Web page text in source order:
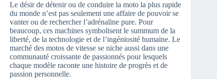
Le désir de détenir ou de conduire la moto la plus rapide
du monde n’est pas seulement une affaire de pouvoir se
vanter ou de rechercher l’adrénaline pure. Pour
beaucoup, ces machines symbolisent le summum de la
liberté, de la technologie et de l’ingéniosité humaine. Le
marché des motos de vitesse se niche aussi dans une
communauté croissante de passionnés pour lesquels
chaque modèle raconte une histoire de progrès et de
passion personnelle.